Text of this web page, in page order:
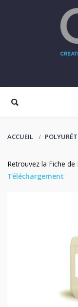
ACCUEIL
Retrouvez la Fiche
Téléchargement